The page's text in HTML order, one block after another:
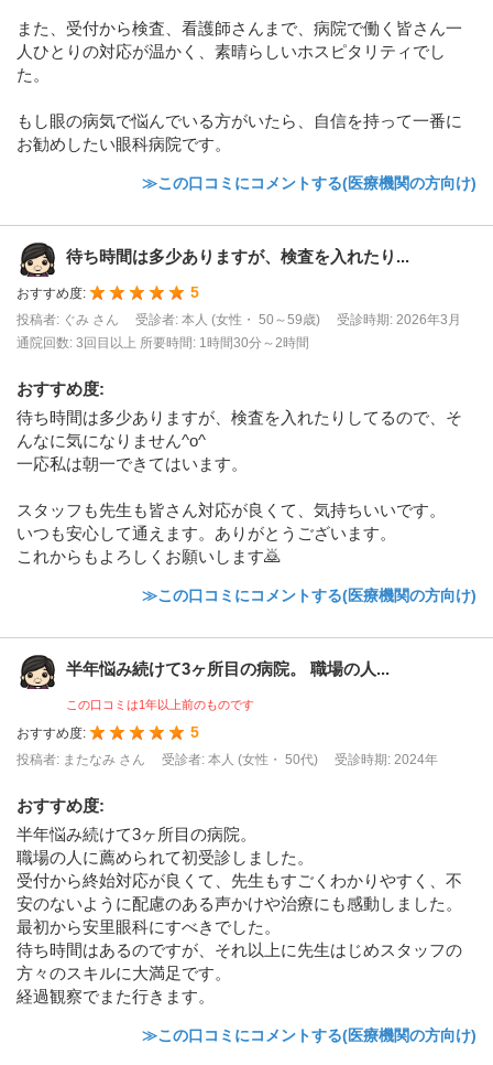
また、受付から検査、看護師さんまで、病院で働く皆さん一
人ひとりの対応が温かく、素晴らしいホスピタリティでし
た。
もし眼の病気で悩んでいる方がいたら、自信を持って一番に
お勧めしたい眼科病院です。
≫この口コミにコメントする(医療機関の方向け)
待ち時間は多少ありますが、検査を入れたり...
おすすめ度: 5
投稿者: ぐみ さん 受診者: 本人 (女性・ 50～59歳)
受診時期: 2026年3月
通院回数: 3回目以上 所要時間: 1時間30分～2時間
おすすめ度:
待ち時間は多少ありますが、検査を入れたりしてるので、そ
んなに気になりません^o^
一応私は朝一できてはいます。
スタッフも先生も皆さん対応が良くて、気持ちいいです。
いつも安心して通えます。ありがとうございます。
これからもよろしくお願いします🙇
≫この口コミにコメントする(医療機関の方向け)
半年悩み続けて3ヶ所目の病院。 職場の人...
この口コミは1年以上前のものです
おすすめ度: 5
投稿者: またなみ さん 受診者: 本人 (女性・ 50代) 受診時期: 2024年
おすすめ度:
半年悩み続けて3ヶ所目の病院。
職場の人に薦められて初受診しました。
受付から終始対応が良くて、先生もすごくわかりやすく、不
安のないように配慮のある声かけや治療にも感動しました。
最初から安里眼科にすべきでした。
待ち時間はあるのですが、それ以上に先生はじめスタッフの
方々のスキルに大満足です。
経過観察でまた行きます。
≫この口コミにコメントする(医療機関の方向け)